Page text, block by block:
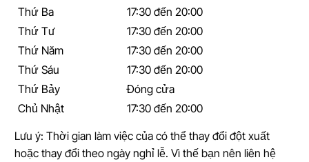
Thứ Ba
17:30 đến 20:00
Thứ Tư
17:30 đến 20:00
Thứ Năm
17:30 đến 20:00
Thứ Sáu
17:30 đến 20:00
Thứ Bảy
Đóng cửa
Chủ Nhật
17:30 đến 20:00
Lưu ý: Thời gian làm việc của có thể thay đổi đột xuất
hoặc thay đổi theo ngày nghỉ lễ. Vì thế bạn nên liên hệ